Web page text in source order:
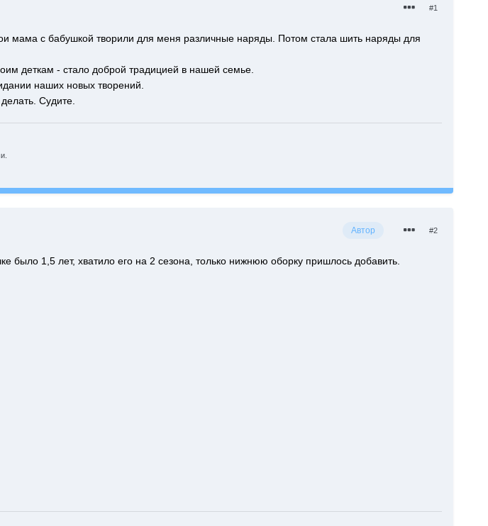
#1
мама с бабушкой творили для меня различные наряды. Потом стала шить наряды для
деткам - стало доброй традицией в нашей семье.
наших новых творений.
Судите.
Автор #2
было 1,5 лет, хватило его на 2 сезона, только нижнюю оборку пришлось добавить.